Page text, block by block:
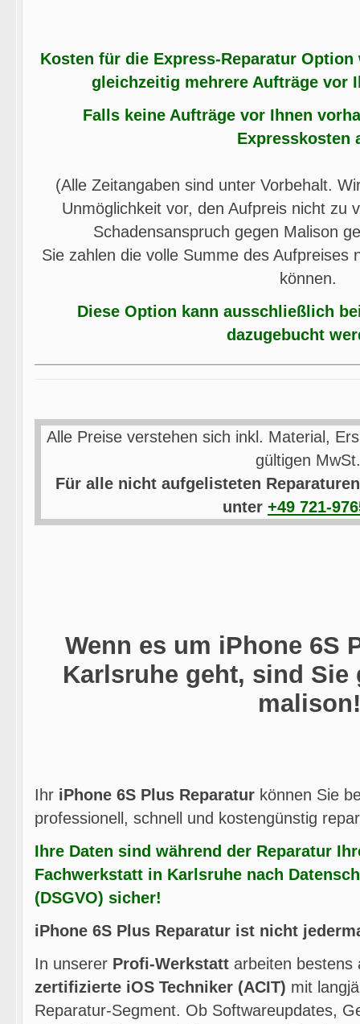
Kosten für die Express-Reparatur
gleichzeitig mehrere Aufträge vor
Falls keine Aufträge vor Ihnen
Expresskosten
(Alle Zeitangaben sind unter Vorbehalt.
Unmöglichkeit vor, den Aufpreis nicht zu
Schadensanspruch gegen Malison
Sie zahlen die volle Summe des Aufpreises
können.
Diese Option kann ausschließlich
dazugebucht
Alle Preise verstehen sich inkl. Material,
gültigen MwSt.
Für alle nicht aufgelisteten
unter +49 721-
Wenn es um iPhone 6S
Karlsruhe geht, sind
malison!
Ihr iPhone 6S Plus Reparatur können Sie
professionell, schnell und kostengünstig
Ihre Daten sind während der Reparatur
Fachwerkstatt in Karlsruhe nach
(DSGVO) sicher!
iPhone 6S Plus Reparatur ist nicht
In unserer Profi-Werkstatt arbeiten
zertifizierte iOS Techniker (ACIT) mit
Reparatur-Segment. Ob Softwareupdates,